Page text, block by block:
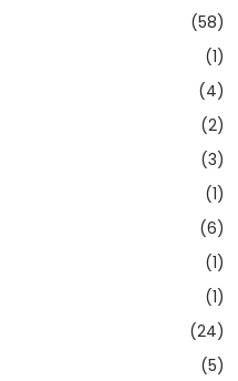
(58)
(1)
(4)
(2)
(3)
(1)
(6)
(1)
(1)
(24)
(5)